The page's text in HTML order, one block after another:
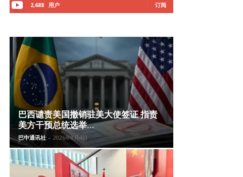
2,688 用户 订阅
巴西谴责美国撤销驻美大使签证 指责
美方干预总统选举...
巴中通讯社 - 2026年8月4日